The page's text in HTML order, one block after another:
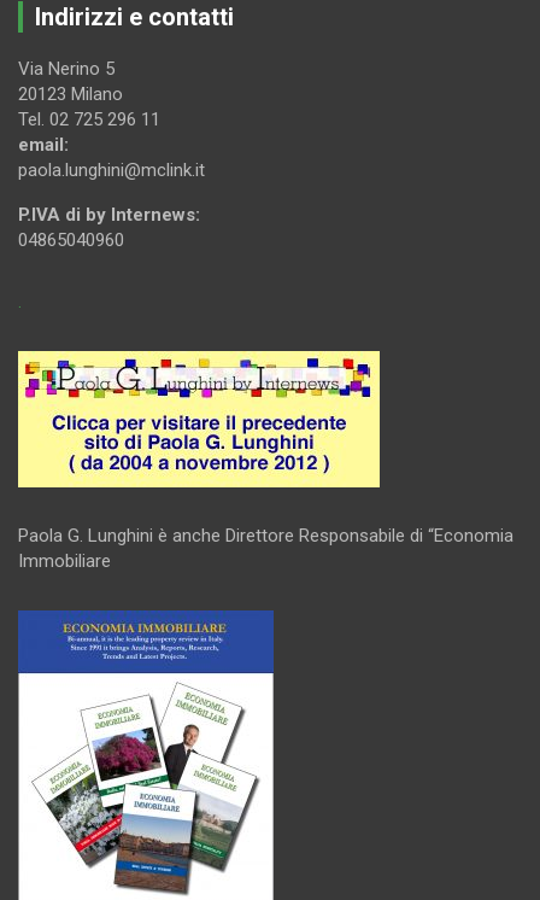
Indirizzi e contatti
Via Nerino 5
20123 Milano
Tel. 02 725 296 11
email:
paola.lunghini@mclink.it
P.IVA di by Internews:
04865040960
.
Paola G. Lunghini è anche Direttore Responsabile di “Economia
Immobiliare